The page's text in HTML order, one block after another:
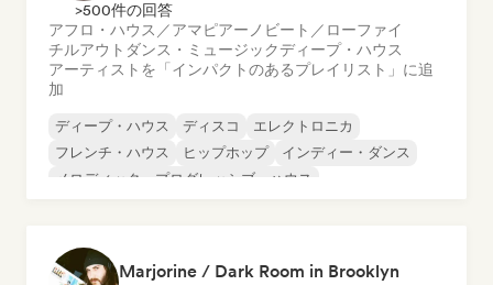
>500件の回答
アフロ・ハウス／アマピアーノ ビート／ローファイ
チルアウト ダンス・ミュージックディープ・ハウス
アーティストを「インパクトのあるプレイリスト」に追
加
ディープ・ハウス ディスコ
エレクトロニカ
フレンチ・ハウス
ヒップホップ
インディー・ダンス
メロディック・プログレッシブ・ハウス
Marjorine / Dark Room in Brooklyn